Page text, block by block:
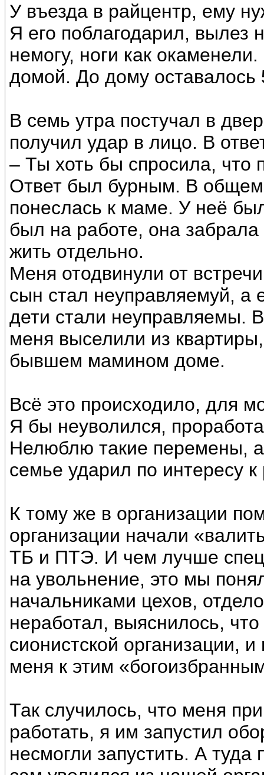
У въезда в райцентр, ему
Я его поблагодарил, вылез
немогу, ноги как
домой. До дому оставалось
В семь утра постучал в
получил удар в лицо. В
– Ты хоть бы спросила, что
Ответ был бурным. В
понеслась к маме. У неё
был на работе, она
жить отдельно.
Меня отодвинули от
сын стал неуправляемуй,
дети стали неуправляемы.
меня выселили из
бывшем мамином доме.
Всё это происходило, для
Я бы неуволился,
Нелюблю такие перемены,
семье ударил по интересу к
К тому же в организации
организации начали
ТБ и ПТЭ. И чем лучше
на увольнение, это мы
начальниками цехов,
неработал, выяснилось,
сионистской организации,
меня к этим
Так случилось, что меня
работать, я им запустил
несмогли запустить. А